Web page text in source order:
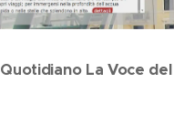
Quotidiano La Voce